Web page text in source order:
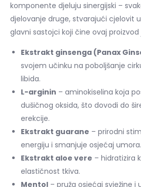
komponente djeluju sinergijski –
djelovanje druge, stvarajući cjelovit
glavni sastojci koji čine ovaj
Ekstrakt ginsenga (Panax
svojem učinku na poboljšanje
libida.
L-arginin – aminokiselina koja
dušičnog oksida, što dovodi do
erekcije.
Ekstrakt guarane – prirodni
energiju i smanjuje osjećaj umora.
Ekstrakt aloe vere – hidratizira
elastičnost tkiva.
Mentol – pruža osjećaj svježine i